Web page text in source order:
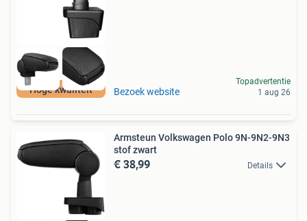
Hoge kwaliteit Bezoek website
Topadvertentie
1 aug 26
Armsteun Volkswagen Polo 9N-9N2-9N3
stof zwart
€ 38,99 Details